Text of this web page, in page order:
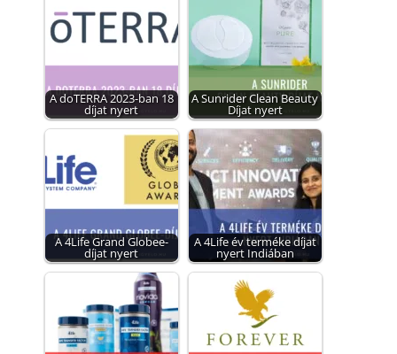
A doTERRA 2023-ban 18
díjat nyert
A Sunrider Clean Beauty
Díjat nyert
A 4Life Grand Globee-
díjat nyert
A 4Life év terméke díjat
nyert Indiában